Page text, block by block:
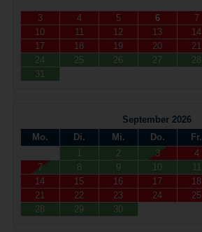
3
4 5 6 7
10
11 12 13 14
17
18 19 20 21
24
25 26 27 28
31
September 2026
Mo.
Di. Mi. Do. Fr.
1
2 3 4
7
8 9 10 11
14
15 16 17 18
21
22 23 24 25
28
29 30